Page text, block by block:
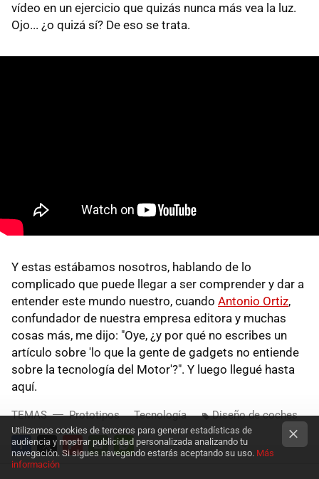
vídeo en un ejercicio que quizás nunca más vea la luz.
Ojo... ¿o quizá sí? De eso se trata.
Y estas estábamos nosotros, hablando de lo
complicado que puede llegar a ser comprender y dar a
entender este mundo nuestro, cuando Antonio Ortiz,
confundador de nuestra empresa editora y muchas
cosas más, me dijo: "Oye, ¿y por qué no escribes un
artículo sobre 'lo que la gente de gadgets no entiende
sobre la tecnología del Motor'?". Y luego llegué hasta
aquí.
FACEBOOK
TWITTER
TEMAS Prototipos Tecnología Diseño de coches
Utilizamos cookies de terceros para generar estadísticas de
audiencia y mostrar publicidad personalizada analizando tu
navegación. Si sigues navegando estarás aceptando su uso. Más
información